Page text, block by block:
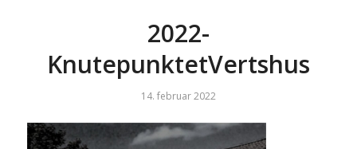
2022-
KnutepunktetVertshus
14. februar 2022